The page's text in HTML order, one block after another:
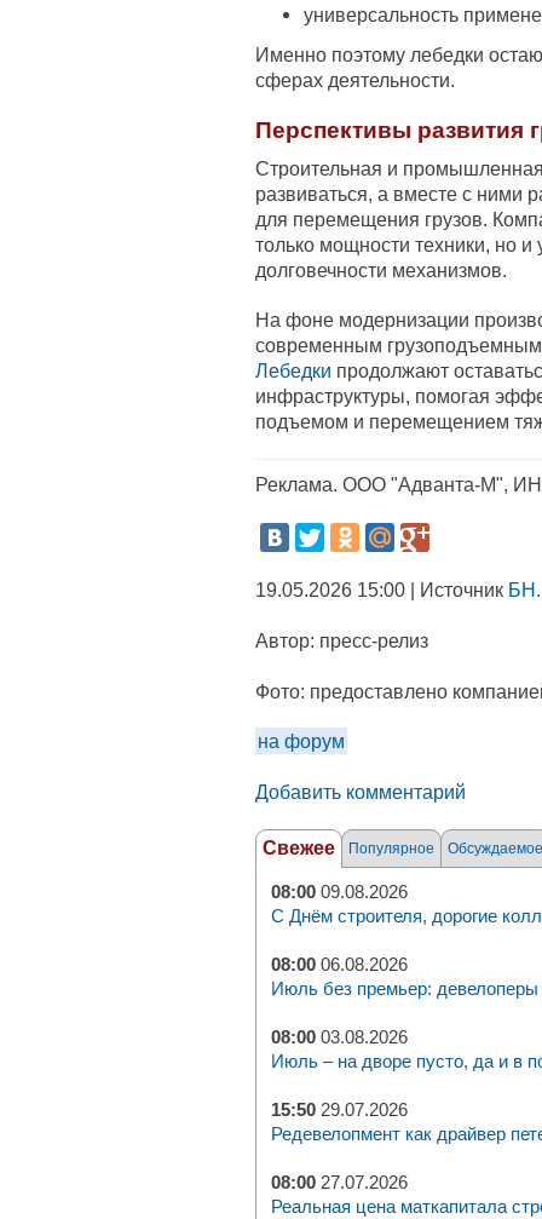
универсальность
Именно поэтому лебедки
сферах деятельности.
Перспективы развития
Строительная и
развиваться, а вместе с ними
для перемещения грузов.
только мощности техники, но и
долговечности механизмов.
На фоне модернизации
современным
Лебедки продолжают
инфраструктуры, помогая
подъемом и перемещением
Реклама. ООО "Адванта-М",
19.05.2026 15:00 | Источник
Автор: пресс-релиз
Фото: предоставлено
на форум
Добавить комментарий
Свежее Популярное Обсуждаемое
08:00 09.08.2026
С Днём строителя, дорогие
08:00 06.08.2026
Июль без премьер: девелоперы
08:00 03.08.2026
Июль – на дворе пусто, да и в
15:50 29.07.2026
Редевелопмент как драйвер
08:00 27.07.2026
Реальная цена маткапитала